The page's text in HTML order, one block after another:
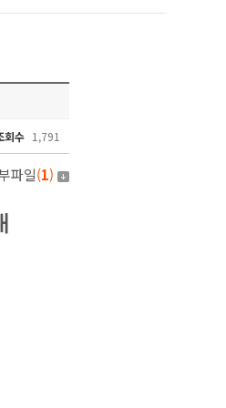
회수 1,791
파일(1)